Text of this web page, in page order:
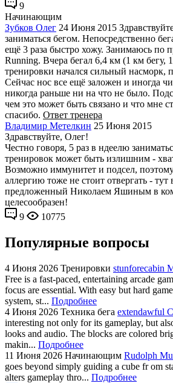
9
Начинающим
Зубков Олег 24 Июня 2015
заниматься бегом. Непосредственно
ещё 3 раза быстро хожу. Занимаюсь по
Running. Вчера бегал 6,4 км (1 км бегу,
тренировки начался сильный насморк,
Сейчас нос все ещё заложен и иногда
никогда раньше ни на что не было.
чем это может быть связано и что мне
спасибо. Ответ тренера
Владимир Метелкин 25 Июня 2015
Здравствуйте, Олег!
Честно говоря, 5 раз в ндеелю
тренировок может быть излишним -
Возможно иммунитет и подсел,
аллергию тоже не стоит отвергать - тут
предложенный Николаем Яшиным в
целесообразен!
9
10775
Популярные вопросы
4 Июня 2026 Тренировки stunforecabin
Free is a fast-paced, entertaining arcade
focus are essential. With easy but hard
system, st... Подробнее
4 Июня 2026 Техника бега extendawful
interesting not only for its gameplay, but
looks and audio. The blocks are colored
makin... Подробнее
11 Июня 2026 Начинающим Rudolph
goes beyond simply guiding a cube fr om
alters gameplay thro... Подробнее